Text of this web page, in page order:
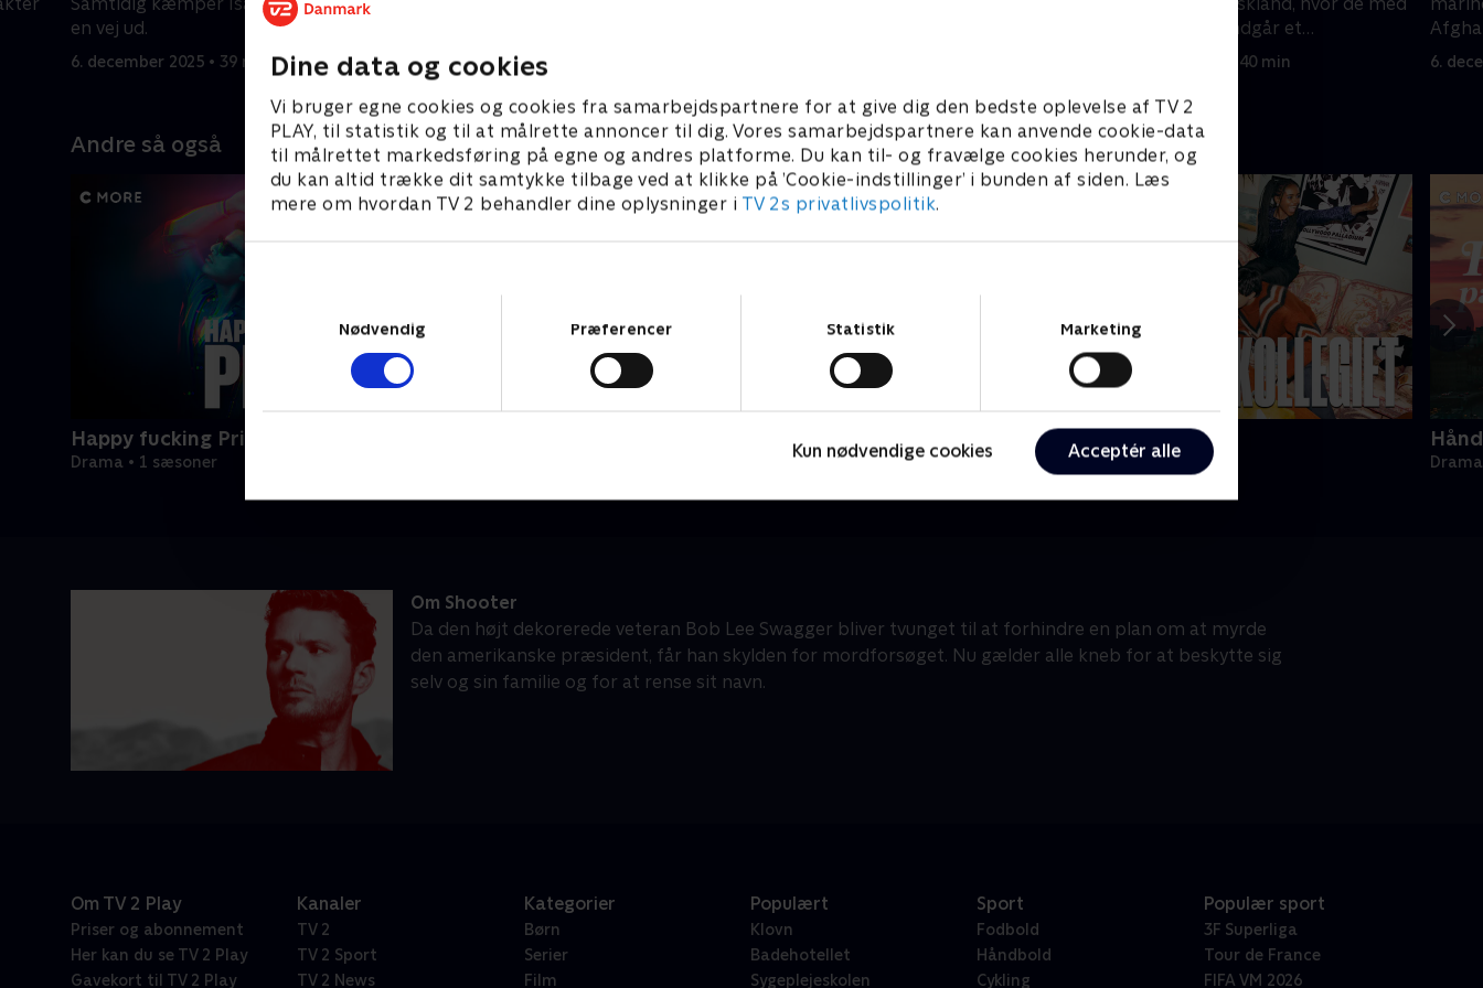
Dine data og cookies
Vi bruger egne cookies og cookies fra samarbejdspartnere for at give dig den bedste oplevelse af TV 2
PLAY, til statistik og til at målrette annoncer til dig. Vores samarbejdspartnere kan anvende cookie-data
til målrettet markedsføring på egne og andres platforme. Du kan til- og fravælge cookies herunder, og
du kan altid trække dit samtykke tilbage ved at klikke på ’Cookie-indstillinger’ i bunden af siden. Læs
mere om hvordan TV 2 behandler dine oplysninger i TV 2s privatlivspolitik.
Nødvendig
Præferencer Statistik Marketing
Kun nødvendige cookies Acceptér alle
en vej ud.
6. december 2025 • 39 min
nød og næppe undgår et
dødbringende terrorangreb.
6. december 2025 • 40 min
være
6.
Andre så også
Happy fucking Pride
Drama • 1 sæsoner
Kollegiet
Drama • 1 sæsoner
Om Shooter
Da den højt dekorerede veteran Bob Lee Swagger bliver tvunget til at forhindre en plan om at myrde
den amerikanske præsident, får han skylden for mordforsøget. Nu gælder alle kneb for at beskytte sig
selv og sin familie og for at rense sit navn.
Om TV 2 Play
Priser og abonnement
Her kan du se TV 2 Play
Gavekort til TV 2 Play
Kanaler
TV 2
TV 2 Sport
TV 2 News
Kategorier
Børn
Serier
Film
Populært
Klovn
Badehotellet
Sygeplejeskolen
Sport
Fodbold
Håndbold
Cykling
Populær sport
3F Superliga
Tour de France
FIFA VM 2026